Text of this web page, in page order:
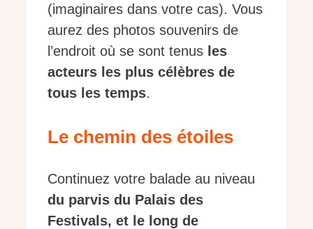
(imaginaires dans votre cas). Vous
aurez des photos souvenirs de
l’endroit où se sont tenus les
acteurs les plus célèbres de
tous les temps.
Le chemin des étoiles
Continuez votre balade au niveau
du parvis du Palais des
Festivals, et le long de